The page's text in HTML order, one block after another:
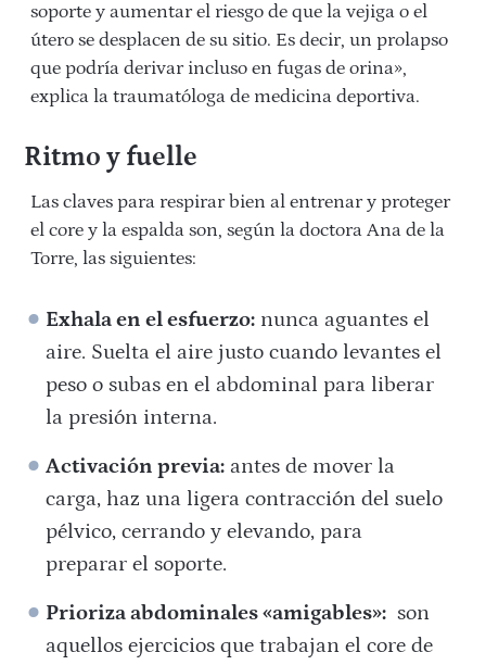
soporte y aumentar el riesgo de que la vejiga o el
útero se desplacen de su sitio. Es decir, un prolapso
que podría derivar incluso en fugas de orina»,
explica la traumatóloga de medicina deportiva.
Ritmo y fuelle
Las claves para respirar bien al entrenar y proteger
el core y la espalda son, según la doctora Ana de la
Torre, las siguientes:
Exhala en el esfuerzo: nunca aguantes el
aire. Suelta el aire justo cuando levantes el
peso o subas en el abdominal para liberar
la presión interna.
Activación previa: antes de mover la
carga, haz una ligera contracción del suelo
pélvico, cerrando y elevando, para
preparar el soporte.
Prioriza abdominales «amigables»: son
aquellos ejercicios que trabajan el core de